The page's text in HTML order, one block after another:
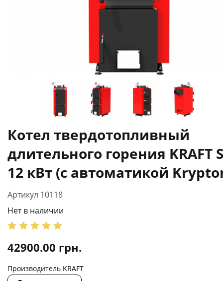
Котел твердотопливный
длительного горения KRAFT S
12 кВт (с автоматикой
Артикул 10118
Нет в наличии
42900.00 грн.
Производитель KRAFT